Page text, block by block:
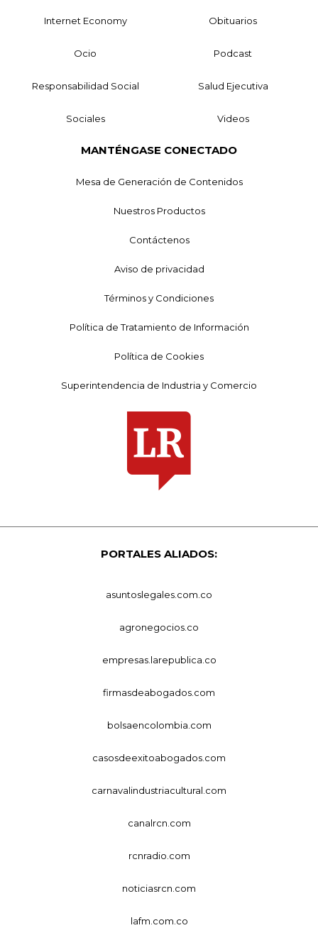
Internet Economy Obituarios
Ocio Podcast
Responsabilidad Social Salud Ejecutiva
Sociales Videos
MANTÉNGASE CONECTADO
Mesa de Generación de Contenidos
Nuestros Productos
Contáctenos
Aviso de privacidad
Términos y Condiciones
Política de Tratamiento de Información
Política de Cookies
Superintendencia de Industria y Comercio
PORTALES ALIADOS:
asuntoslegales.com.co
agronegocios.co
empresas.larepublica.co
firmasdeabogados.com
bolsaencolombia.com
casosdeexitoabogados.com
carnavalindustriacultural.com
canalrcn.com
rcnradio.com
noticiasrcn.com
lafm.com.co